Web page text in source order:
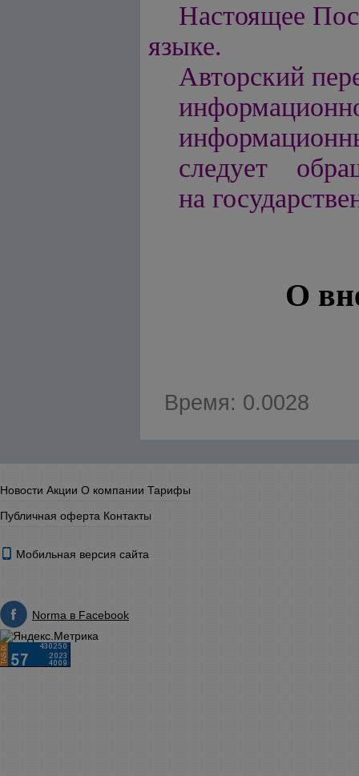
Настоящее
языке.
Авторский
следует
на
О
Время: 0.0028
Новости Акции О компании Тарифы
Публичная оферта Контакты
Мобильная версия сайта
Norma в Facebook